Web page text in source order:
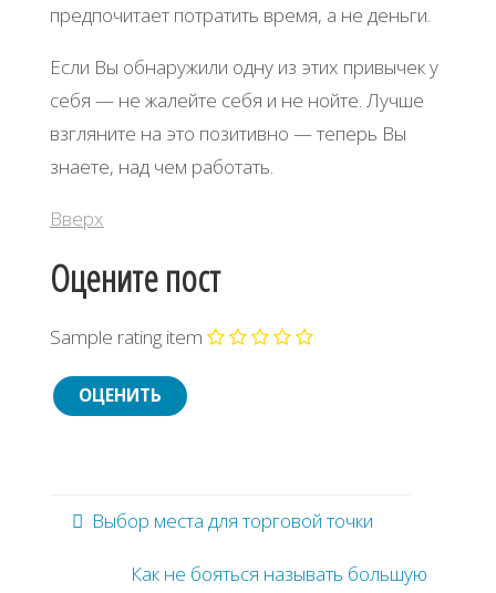
предпочитает потратить время, а не деньги.
Если Вы обнаружили одну из этих привычек у
себя — не жалейте себя и не нойте. Лучше
взгляните на это позитивно — теперь Вы
знаете, над чем работать.
Вверх
Оцените пост
Sample rating item
Выбор места для торговой точки
Как не бояться называть большую